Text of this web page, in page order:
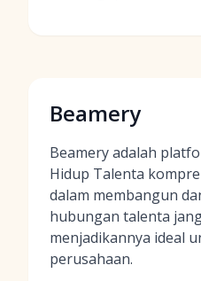
Beamery
Beamery adalah
Hidup Talenta
dalam membangun
hubungan talenta
menjadikannya ideal
perusahaan.